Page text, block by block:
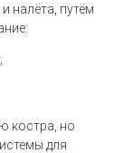
налёта, путём
костра, но
для